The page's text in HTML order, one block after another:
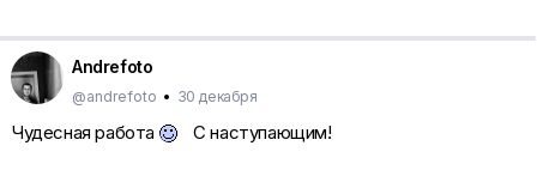
Andrefoto
@andrefoto • 30 декабря
Чудесная работа С наступающим!